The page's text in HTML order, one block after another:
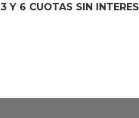
3 Y 6 CUOTAS SIN INTERES